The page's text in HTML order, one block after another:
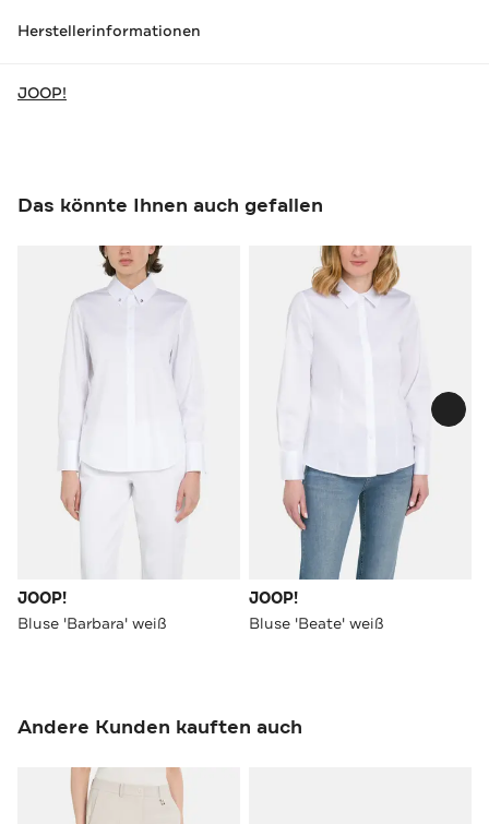
Herstellerinformationen
JOOP!
Das könnte Ihnen auch gefallen
JOOP!
Bluse 'Barbara' weiß
JOOP!
Bluse 'Beate' weiß
Andere Kunden kauften auch